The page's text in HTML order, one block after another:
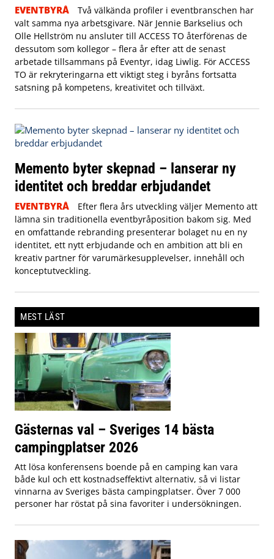
EVENTBYRÅ
Två välkända profiler i eventbranschen har
valt samma nya arbetsgivare. När Jennie Barkselius och
Olle Hellström nu ansluter till ACCESS TO återförenas de
dessutom som kollegor – flera år efter att de senast
arbetade tillsammans på Eventyr, idag Liwlig. För ACCESS
TO är rekryteringarna ett viktigt steg i byråns fortsatta
satsning på kompetens, kreativitet och tillväxt.
Memento byter skepnad – lanserar ny
identitet och breddar erbjudandet
EVENTBYRÅ
Efter flera års utveckling väljer Memento att
lämna sin traditionella eventbyråposition bakom sig. Med
en omfattande rebranding presenterar bolaget nu en ny
identitet, ett nytt erbjudande och en ambition att bli en
kreativ partner för varumärkesupplevelser, innehåll och
konceptutveckling.
MEST LÄST
Gästernas val – Sveriges 14 bästa
campingplatser 2026
Att lösa konferensens boende på en camping kan vara
både kul och ett kostnadseffektivt alternativ, så vi listar
vinnarna av Sveriges bästa campingplatser. Över 7 000
personer har röstat på sina favoriter i undersökningen.